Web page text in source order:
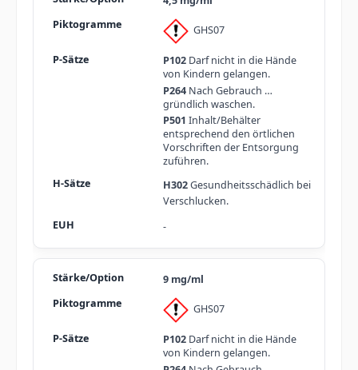
GHS07
P102Darf nicht in die Hände
von Kindern gelangen.
P264Nach Gebrauch …
gründlich waschen.
P501 Inhalt/Behälter
entsprechend den örtlichen
Vorschriften der Entsorgung
zuführen.
H302Gesundheitsschädlich bei
Verschlucken.
-
9 mg/ml
GHS07
P102Darf nicht in die Hände
von Kindern gelangen.